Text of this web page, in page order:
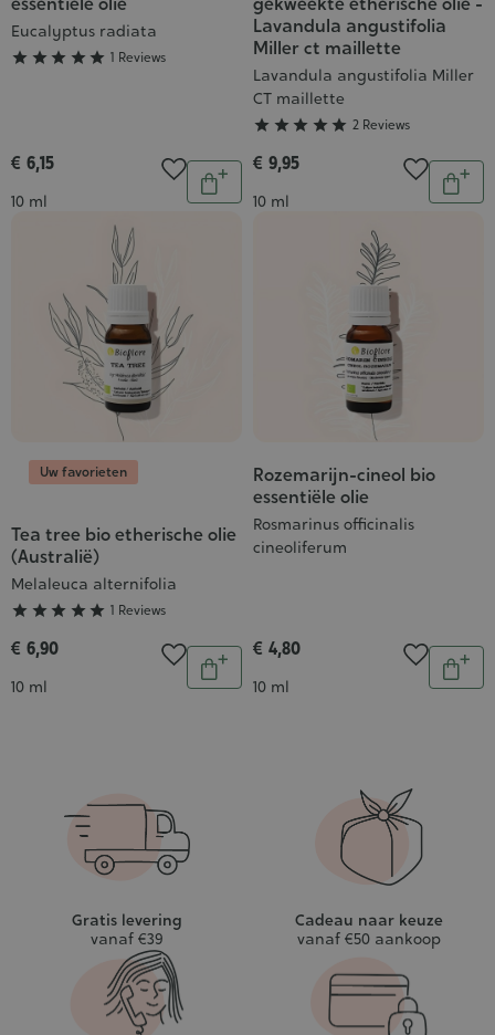
Eucalyptus radiata
:
5/5
     1 Reviews
€ 6,15
Inhoud
10 ml
Aantal
In
Lavandula angustifolia
Miller ct maillette
Lavandula angustifolia Miller
CT maillette
:
5/5
     2 Reviews
€ 9,95
Inhoud
10 ml
Aantal
In
Uw favorieten
Tea tree bio etherische olie
(Australië)
Melaleuca alternifolia
Grade
:
5/5
     1 Reviews
€ 6,90
Inhoud
10 ml
Aantal
In
Rozemarijn-cineol bio
essentiële olie
Rosmarinus officinalis
cineoliferum
€ 4,80
Inhoud
10 ml
Aantal
In
Gratis levering
vanaf €39
Cadeau naar keuze
vanaf €50 aankoop